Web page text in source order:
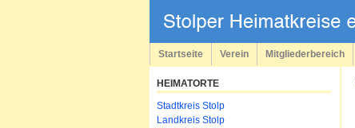
überspringen
Startseite Verein Mitgliederbereich
HEIMATORTE
Navigation
überspringen
Stadtkreis Stolp
Landkreis Stolp